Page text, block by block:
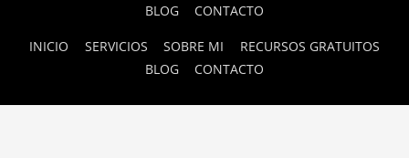
BLOG
CONTACTO
INICIO SERVICIOS SOBRE MI
RECURSOS GRATUITOS
BLOG
CONTACTO